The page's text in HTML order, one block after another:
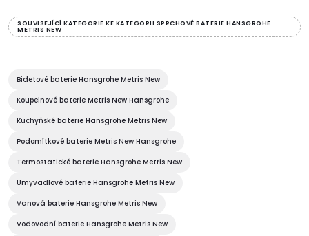
v
á
d
a
c
p
SOUVISEJÍCÍ KATEGORIE KE KATEGORII SPRCHOVÉ BATERIE HANSGROHE
METRIS NEW
Bidetové baterie Hansgrohe Metris New
Koupelnové baterie Metris New Hansgrohe
Kuchyňské baterie Hansgrohe Metris New
Podomítkové baterie Metris New Hansgrohe
Termostatické baterie Hansgrohe Metris New
Umyvadlové baterie Hansgrohe Metris New
Vanová baterie Hansgrohe Metris New
Vodovodní baterie Hansgrohe Metris New